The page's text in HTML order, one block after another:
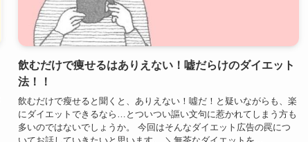
飲むだけで痩せるはありえない！嘘だらけのダイエット
法！！
飲むだけで瘦せると聞くと、ありえない！噓だ！と疑いながらも、楽
にダイエットできるなら…とついつい謳い文句に惹かれてしまう方も
多いのではないでしょうか。 今回はそんなダイエット広告の罠につ